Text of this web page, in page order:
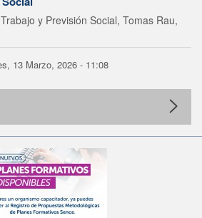
y Previsión Social, Tomas Rau,
13 Marzo, 2026 - 11:08